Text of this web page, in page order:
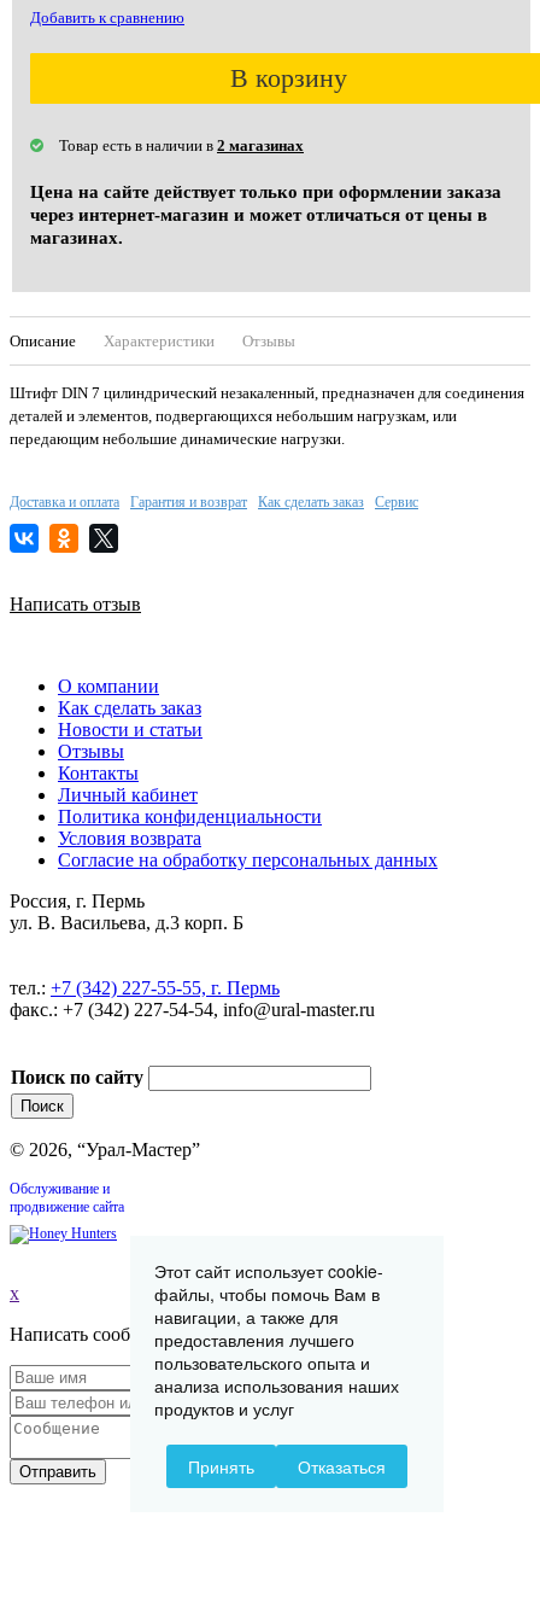
Добавить к сравнению
В корзину
Товар есть в наличии в 2 магазинах
Цена на сайте действует только при оформлении заказа
через интернет-магазин и может отличаться от цены в
магазинах.
Описание Характеристики Отзывы
Штифт DIN 7 цилиндрический незакаленный, предназначен для соединения
деталей и элементов, подвергающихся небольшим нагрузкам, или
передающим небольшие динамические нагрузки.
Доставка и оплата Гарантия и возврат Как сделать заказ Сервис
Написать отзыв
О компании
Как сделать заказ
Новости и статьи
Отзывы
Контакты
Личный кабинет
Политика конфиденциальности
Условия возврата
Согласие на обработку персональных данных
Россия, г. Пермь
ул. В. Васильева, д.3 корп. Б
тел.: +7 (342) 227-55-55, г. Пермь
факс.: +7 (342) 227-54-54, info@ural-master.ru
Поиск по сайту
© 2026, “Урал-Мастер”
Обслуживание и
продвижение сайта
x
Написать сообщение
Отправить
Этот сайт использует cookie-
файлы, чтобы помочь Вам в
навигации, а также для
предоставления лучшего
пользовательского опыта и
анализа использования наших
продуктов и услуг
Принять Отказаться